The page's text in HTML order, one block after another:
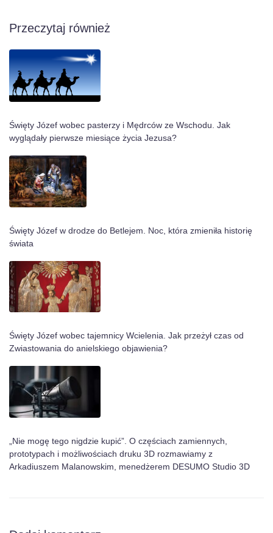
Przeczytaj również
Święty Józef wobec pasterzy i Mędrców ze Wschodu. Jak
wyglądały pierwsze miesiące życia Jezusa?
Święty Józef w drodze do Betlejem. Noc, która zmieniła historię
świata
Święty Józef wobec tajemnicy Wcielenia. Jak przeżył czas od
Zwiastowania do anielskiego objawienia?
„Nie mogę tego nigdzie kupić”. O częściach zamiennych,
prototypach i możliwościach druku 3D rozmawiamy z
Arkadiuszem Malanowskim, menedżerem DESUMO Studio 3D